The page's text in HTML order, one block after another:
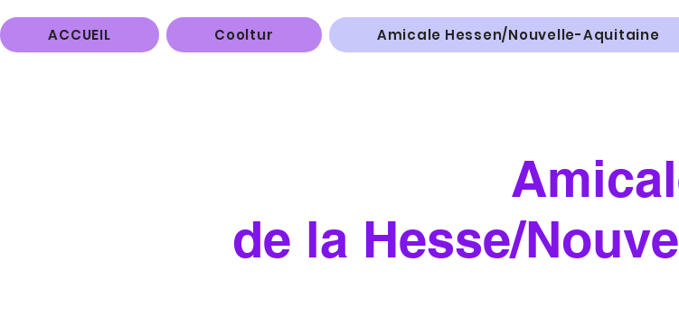
ACCUEIL Cooltur Amicale Hessen/Nouvelle-Aquitaine
de la Hesse/